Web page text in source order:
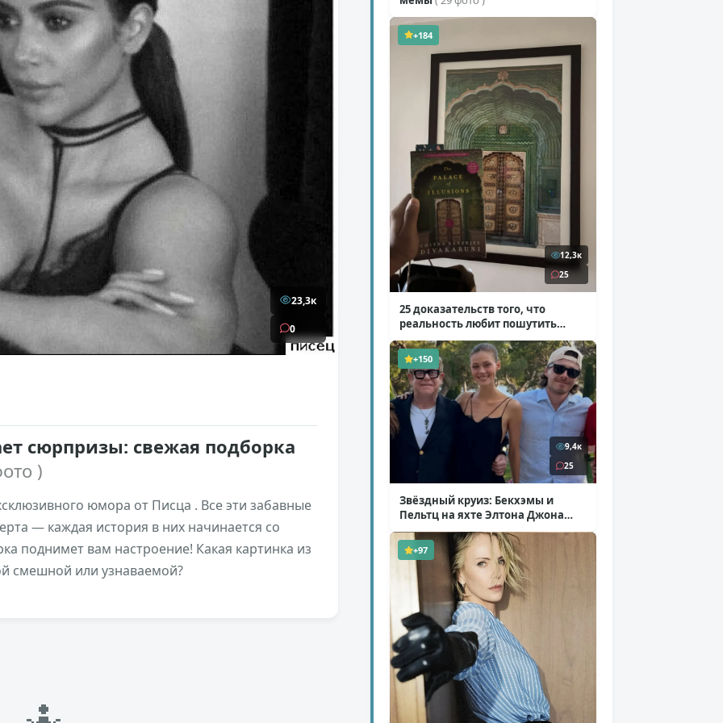
23,3к
0
сюрпризы: свежая подборка
)
юмора от Писца . Все эти забавные
— каждая история в них начинается со
поднимет вам настроение! Какая картинка из
смешной или узнаваемой?
+184
12,3к
25
25 доказательств того, что
реальность любит пошутить
( 25 фото )
+150
9,4к
25
Звёздный круиз: Бекхэмы и
Пельтц на яхте Элтона Джона
( 12 фото )
+97